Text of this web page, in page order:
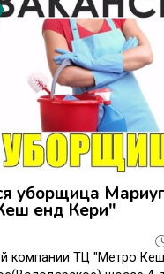
уборщица
енд Кери"
компании ТЦ "Метро